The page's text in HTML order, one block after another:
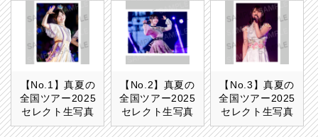
【No.1】真夏の
全国ツアー2025
セレクト生写真
【No.2】真夏の
全国ツアー2025
セレクト生写真
【No.3】真夏の
全国ツアー2025
セレクト生写真